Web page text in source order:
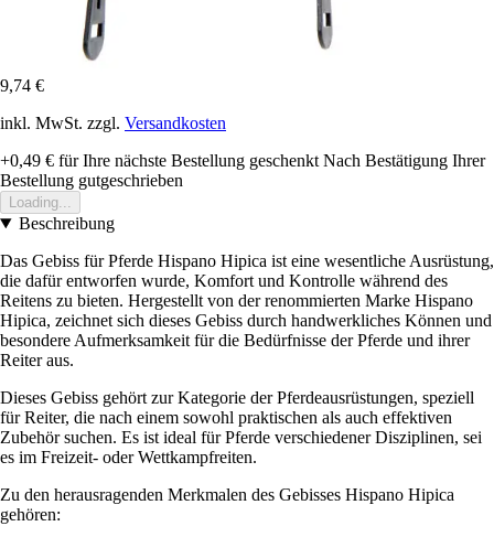
9,74 €
inkl. MwSt. zzgl. Versandkosten
+0,49 € für Ihre nächste Bestellung geschenkt Nach Bestätigung Ihrer
Bestellung gutgeschrieben
Loading...
Beschreibung
Das Gebiss für Pferde Hispano Hipica ist eine wesentliche Ausrüstung,
die dafür entworfen wurde, Komfort und Kontrolle während des
Reitens zu bieten. Hergestellt von der renommierten Marke Hispano
Hipica, zeichnet sich dieses Gebiss durch handwerkliches Können und
besondere Aufmerksamkeit für die Bedürfnisse der Pferde und ihrer
Reiter aus.
Dieses Gebiss gehört zur Kategorie der Pferdeausrüstungen, speziell
für Reiter, die nach einem sowohl praktischen als auch effektiven
Zubehör suchen. Es ist ideal für Pferde verschiedener Disziplinen, sei
es im Freizeit- oder Wettkampfreiten.
Zu den herausragenden Merkmalen des Gebisses Hispano Hipica
gehören: